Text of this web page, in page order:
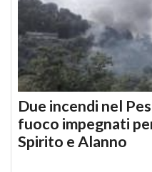
Due incendi nel
fuoco impegnati
Spirito e Alanno